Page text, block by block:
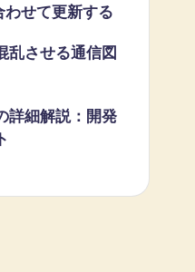
せて更新する
乱させる通信図
詳細解説：開発